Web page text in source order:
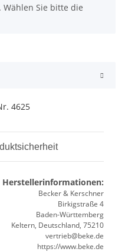
Sie bitte die
4625
Herstellerinformationen:
Becker & Kerschner
Birkigstraße 4
Baden-Württemberg
Keltern, Deutschland, 75210
vertrieb@beke.de
https://www.beke.de